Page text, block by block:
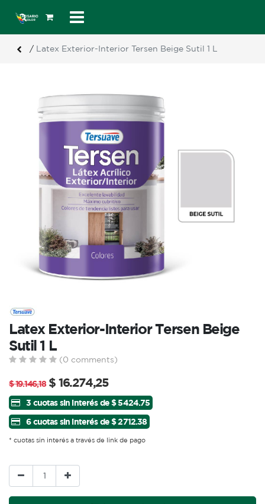
/ Latex Exterior-Interior Tersen Beige Sutil 1 L
Latex Exterior-Interior Tersen Beige
Sutil 1 L
(0 comments)
$19.146,18 $ 16.274,25
3 cuotas sin interés de $ 5424.75
6 cuotas sin interés de $ 2712.38
* cuotas sin interés a través de link de pago